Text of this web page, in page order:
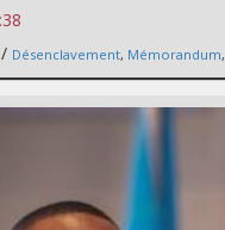
/ Désenclavement, Mémorandum,